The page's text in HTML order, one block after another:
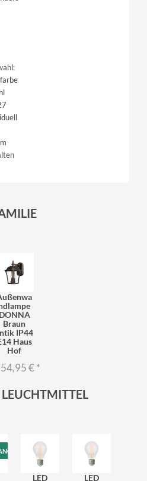
DONNA
Braun
IP44
Haus
Hof
€*
LEUCHTMITTEL
LED
LED